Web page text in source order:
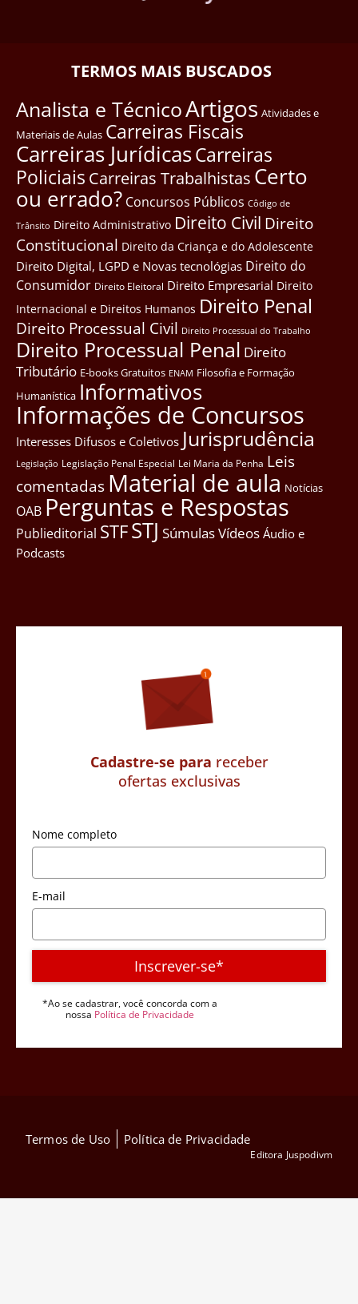
TERMOS MAIS BUSCADOS
Analista e TécnicoArtigos Atividades e
Materiais de Aulas Carreiras Fiscais
Carreiras JurídicasCarreiras
Policiais Carreiras Trabalhistas Certo
ou errado? Concursos Públicos Côdigo de
Trânsito Direito Administrativo Direito Civil Direito
Constitucional Direito da Criança e do Adolescente
Direito Digital, LGPD e Novas tecnológias Direito do
Consumidor Direito Eleitoral Direito Empresarial Direito
Internacional e Direitos Humanos Direito Penal
Direito Processual Civil Direito Processual do Trabalho
Direito Processual Penal Direito
Tributário E-books Gratuitos ENAM Filosofia e Formação
Humanística Informativos
Informações de Concursos
Interesses Difusos e Coletivos Jurisprudência
Legislação Legislação Penal Especial Lei Maria da Penha Leis
comentadas Material de aula Notícias
OAB Perguntas e Respostas
Publieditorial STFSTJ SúmulasVídeos Áudio e
Podcasts
Cadastre-se para receber
ofertas exclusivas
Nome completo
E-mail
Inscrever-se*
*Ao se cadastrar, você concorda com a
nossa Política de Privacidade
Termos de Uso Política de Privacidade
Editora Juspodivm